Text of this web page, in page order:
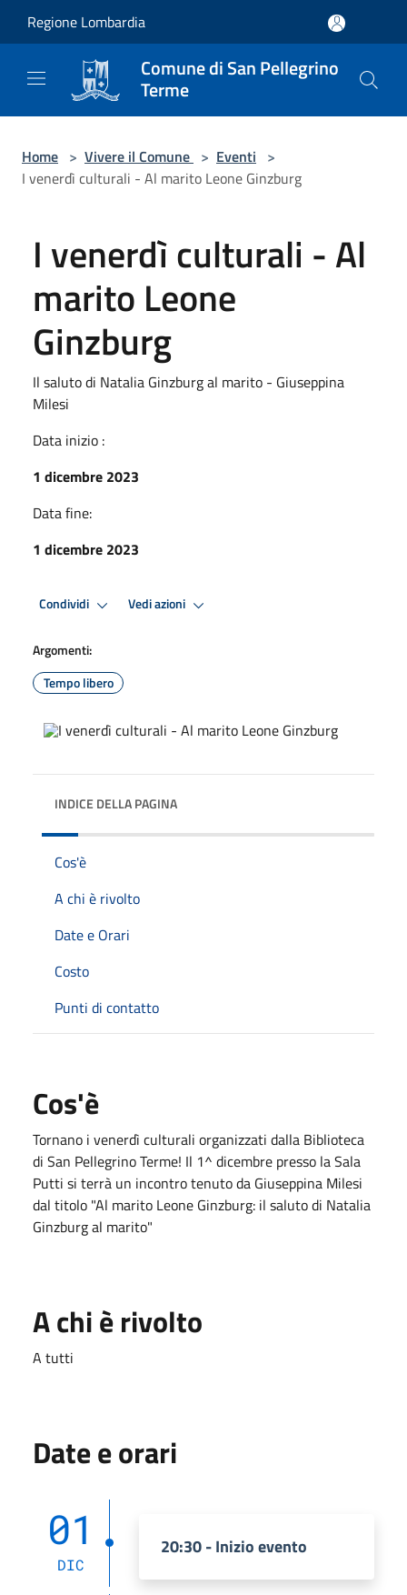
Regione Lombardia
Comune di San Pellegrino
Terme
Home > Vivere il Comune > Eventi >
I venerdì culturali - Al marito Leone Ginzburg
I venerdì culturali - Al
marito Leone
Ginzburg
Il saluto di Natalia Ginzburg al marito - Giuseppina
Milesi
Data inizio :
1 dicembre 2023
Data fine:
1 dicembre 2023
Condividi Vedi azioni
Argomenti:
Tempo libero
INDICE DELLA PAGINA
Cos'è
A chi è rivolto
Date e Orari
Costo
Punti di contatto
Cos'è
Tornano i venerdì culturali organizzati dalla Biblioteca
di San Pellegrino Terme! Il 1^ dicembre presso la Sala
Putti si terrà un incontro tenuto da Giuseppina Milesi
dal titolo "Al marito Leone Ginzburg: il saluto di Natalia
Ginzburg al marito"
A chi è rivolto
A tutti
Date e orari
01
DIC
20:30 - Inizio evento